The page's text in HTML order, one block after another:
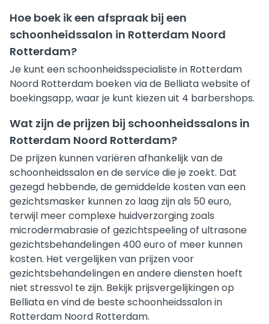
Hoe boek ik een afspraak bij een
schoonheidssalon in Rotterdam Noord
Rotterdam?
Je kunt een schoonheidsspecialiste in Rotterdam
Noord Rotterdam boeken via de Belliata website of
boekingsapp, waar je kunt kiezen uit 4 barbershops.
Wat zijn de prijzen bij schoonheidssalons in
Rotterdam Noord Rotterdam?
De prijzen kunnen variëren afhankelijk van de
schoonheidssalon en de service die je zoekt. Dat
gezegd hebbende, de gemiddelde kosten van een
gezichtsmasker kunnen zo laag zijn als 50 euro,
terwijl meer complexe huidverzorging zoals
microdermabrasie of gezichtspeeling of ultrasone
gezichtsbehandelingen 400 euro of meer kunnen
kosten. Het vergelijken van prijzen voor
gezichtsbehandelingen en andere diensten hoeft
niet stressvol te zijn. Bekijk prijsvergelijkingen op
Belliata en vind de beste schoonheidssalon in
Rotterdam Noord Rotterdam.